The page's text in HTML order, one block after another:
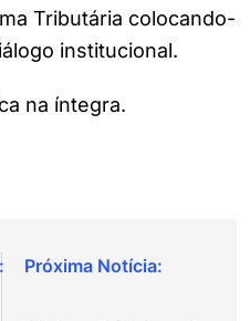
Tributária colocando-
institucional.
na íntegra.